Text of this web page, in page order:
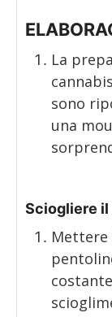
La
sono
una
Sciogliere il
Mettere